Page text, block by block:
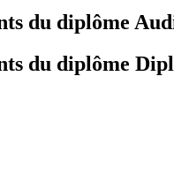
du diplôme
du diplôme